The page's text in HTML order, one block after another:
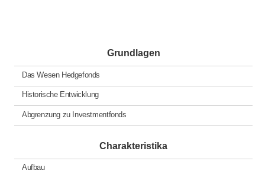
Grundlagen
Das Wesen Hedgefonds
Historische Entwicklung
Abgrenzung zu Investmentfonds
Charakteristika
Aufbau